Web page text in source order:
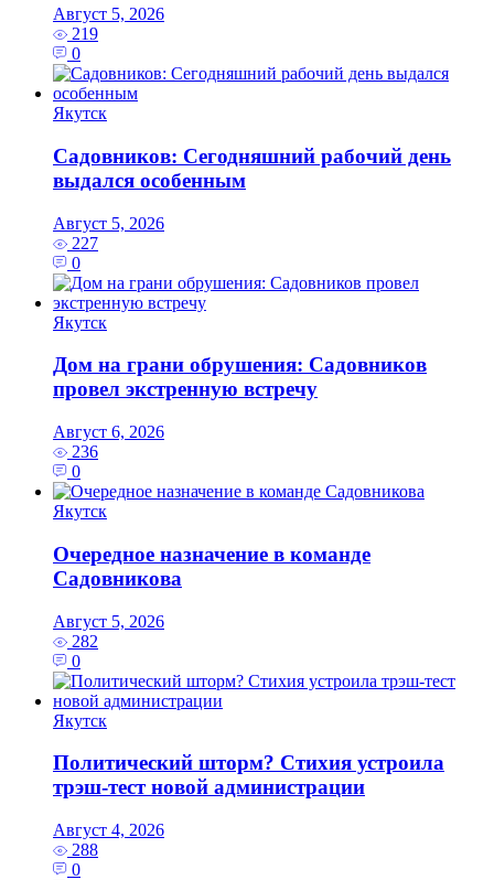
Август 5, 2026
219
0
Якутск
Садовников: Сегодняшний рабочий день
выдался особенным
Август 5, 2026
227
0
Якутск
Дом на грани обрушения: Садовников
провел экстренную встречу
Август 6, 2026
236
0
Якутск
Очередное назначение в команде
Садовникова
Август 5, 2026
282
0
Якутск
Политический шторм? Стихия устроила
трэш-тест новой администрации
Август 4, 2026
288
0